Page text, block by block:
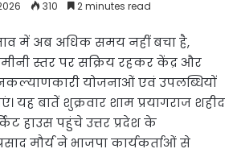
310 2 minutes read
में अब अधिक समय नहीं बचा है,
स्तर पर सक्रिय रहकर केंद्र और
योजनाओं एवं उपलब्धियों
यह बातें शुक्रवार शाम प्रयागराज शहीद
हाउस पहुंचे उत्तर प्रदेश के
मौर्य ने भाजपा कार्यकर्ताओं से